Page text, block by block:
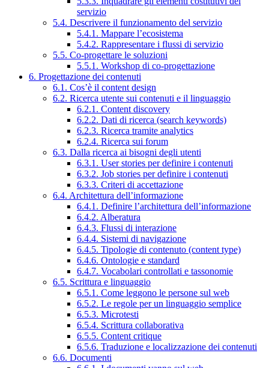
servizio
5.4. Descrivere il funzionamento del servizio
5.4.1. Mappare l’ecosistema
5.4.2. Rappresentare i flussi di servizio
5.5. Co-progettare le soluzioni
5.5.1. Workshop di co-progettazione
6. Progettazione dei contenuti
6.1. Cos’è il content design
6.2. Ricerca utente sui contenuti e il linguaggio
6.2.1. Content discovery
6.2.2. Dati di ricerca (search keywords)
6.2.3. Ricerca tramite analytics
6.2.4. Ricerca sui forum
6.3. Dalla ricerca ai bisogni degli utenti
6.3.1. User stories per definire i contenuti
6.3.2. Job stories per definire i contenuti
6.3.3. Criteri di accettazione
6.4. Architettura dell’informazione
6.4.1. Definire l’architettura dell’informazione
6.4.2. Alberatura
6.4.3. Flussi di interazione
6.4.4. Sistemi di navigazione
6.4.5. Tipologie di contenuto (content type)
6.4.6. Ontologie e standard
6.4.7. Vocabolari controllati e tassonomie
6.5. Scrittura e linguaggio
6.5.1. Come leggono le persone sul web
6.5.2. Le regole per un linguaggio semplice
6.5.3. Microtesti
6.5.4. Scrittura collaborativa
6.5.5. Content critique
6.5.6. Traduzione e localizzazione dei contenuti
6.6. Documenti